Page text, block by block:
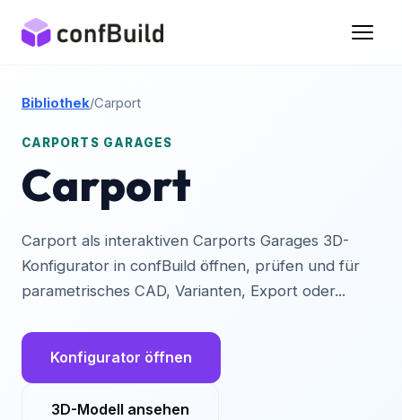
Bibliothek/Carport
CARPORTS GARAGES
Carport
Carport als interaktiven Carports Garages 3D-
Konfigurator in confBuild öffnen, prüfen und für
parametrisches CAD, Varianten, Export oder...
Konfigurator öffnen
3D-Modell ansehen